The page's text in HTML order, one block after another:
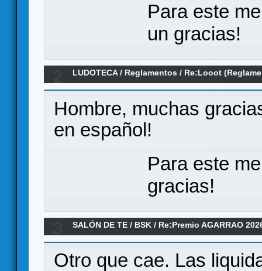
Para este
un gracias!
LUDOTECA/ Reglamentos / Re:Looot
Hombre, muchas
en español!
Para este
gracias!
SALÓN DE TE / BSK / Re:Premio AGARRAO
Otro que cae. Las